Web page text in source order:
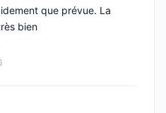
que prévue. La
bien